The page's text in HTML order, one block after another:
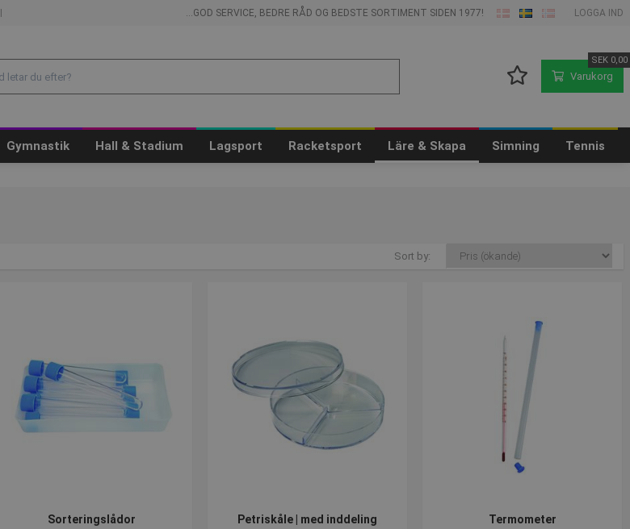
...GOD SERVICE, BEDRE RÅD OG BEDSTE SORTIMENT SIDEN 1977! LOGGA IND
Varukorg
SEK0,00
Gymnastik Hall & Stadium Lagsport Racketsport Läre & Skapa Simning Tennis
Sort by:
Sorteringslådor
Petriskåle | med inddeling
Termometer